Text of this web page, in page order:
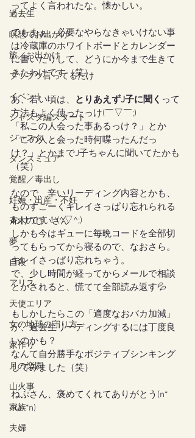
過去生
瞑想でお出かけ
旅／お出かけ
ブツブツ言ってるだけ
イベント
シャスタ編スタート
シャスタ
ダンスミュア
覚醒／毒出し
妊娠・出産・不妊
斉木のじいさん
夢
自殺
アリス
天使エリア
女の地球の守り方
家作り
月の楽園
山火事
家族
夫婦
ってよく言われたな。懐かしい。
でもまぁ、必要なやらなきゃいけない事
は冷蔵庫のホワイトボードとカレンダー
に書いたりして、どうにか今まで生きて
きたわけです（笑）
あ、若い頃は、 とりあえずJ子に聞く って
方法もよく使ったっけ(￣▽￣;)
「私この人会った事あるっけ？」とか
「この人と会った時何喋ったんだっ
け？」とかまでJ子ちゃんに聞いてたかも
（笑）
なので、辛いリーディング内容とかも、
ものすごーくキレイさっぱり忘れられる
わけです！(^▽^;)
しかも今はギューに毎晩コードを全部切
ってもらってから寝るので、なおさら。
キレイさっぱり忘れちゃう。
で、少し時間が経ってからメールで相談
とかされると、慌てて全部読み返す💦
もしかしたらこの「適度なおバカ加減」
が、過去生リーディングするには丁度良
いのかも？
なんて自分勝手なポジティブシンキング
してみました（笑）
ねぷさん、褒めてくれてありがとう(n*
´ω`*n)